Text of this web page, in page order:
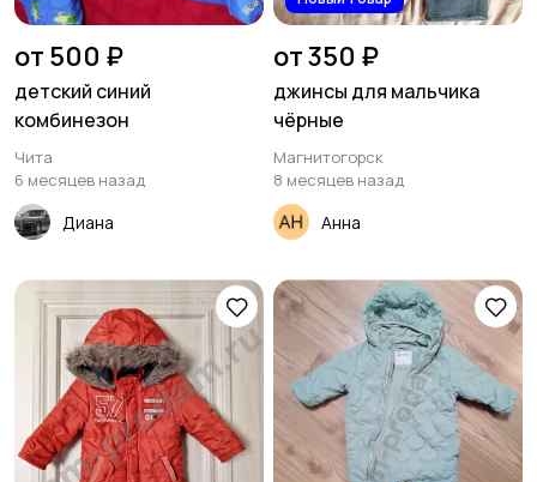
от 500 ₽
детский синий
комбинезон
Чита
6 месяцев назад
Диана
от 350 ₽
джинсы для мальчика
чёрные
Магнитогорск
8 месяцев назад
Анна